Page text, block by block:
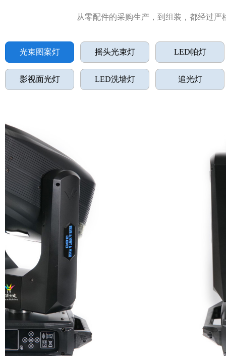
从零配件的采购生产，到组装，都经过
光束图案灯 摇头光束灯 LED帕灯
影视面光灯 LED洗墙灯 追光灯